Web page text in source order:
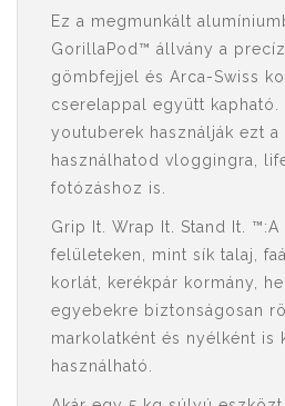
Ez a megmunkált
GorillaPod™ állvány a
gömbfejjel és Arca-Swiss
cserelappal együtt
youtuberek használják ezt
használhatod vloggingra,
fotózáshoz is.
Grip It. Wrap It. Stand It.
felületeken, mint sík talaj,
korlát, kerékpár kormány,
egyebekre biztonságosan
markolatként és nyélként is
használható.